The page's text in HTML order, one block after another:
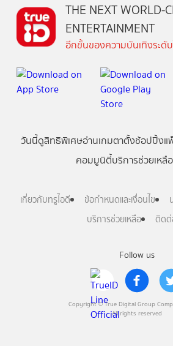
Follow us
Copyright © True Digital Group
All rights reserved
THE NEXT WORLD-
ENTERTAINMENT
อีกขั้นของความบันเทิงระดั
วันนี้ดูสิทธิพิเศษอ่านเกมตาตั้งช้อปปิ้งแ
คอมมูนิตี้บริการช่วยเหลื
เกี่ยวกับทรูไอดี ข้อกำหนดและเงื่อนไข
บริการช่วยเหลือ
ติดต่